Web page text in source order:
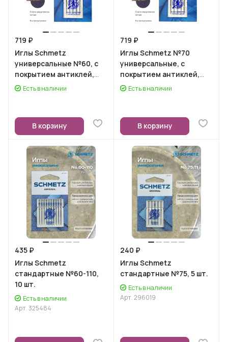
719 ₽
Иглы Schmetz
универсальные №60, с
покрытием антиклей,
5шт.Есть в наличии
В корзину
719 ₽
Иглы Schmetz №70
универсальные, с
покрытием антиклей,
5шт.Есть в наличии
В корзину
435 ₽
Иглы Schmetz
стандартные №60-110,
10 шт.
Есть в наличии
Арт.325484
240 ₽
Иглы Schmetz
стандартные №75, 5 шт.
Есть в наличии
Арт.296019